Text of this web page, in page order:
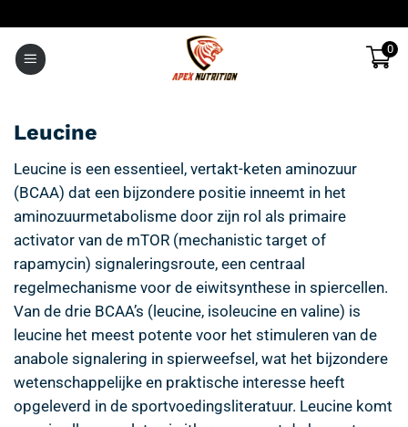
inhoud
0
Leucine
Leucine is een essentieel, vertakt-keten aminozuur
(BCAA) dat een bijzondere positie inneemt in het
aminozuurmetabolisme door zijn rol als primaire
activator van de mTOR (mechanistic target of
rapamycin) signaleringsroute, een centraal
regelmechanisme voor de eiwitsynthese in spiercellen.
Van de drie BCAA’s (leucine, isoleucine en valine) is
leucine het meest potente voor het stimuleren van de
anabole signalering in spierweefsel, wat het bijzondere
wetenschappelijke en praktische interesse heeft
opgeleverd in de sportvoedingsliteratuur. Leucine komt